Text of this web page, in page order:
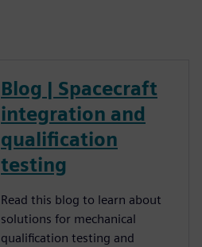
Blog | Spacecraft
integration and
qualification
testing
Read this blog to learn about
solutions for mechanical
qualification testing and